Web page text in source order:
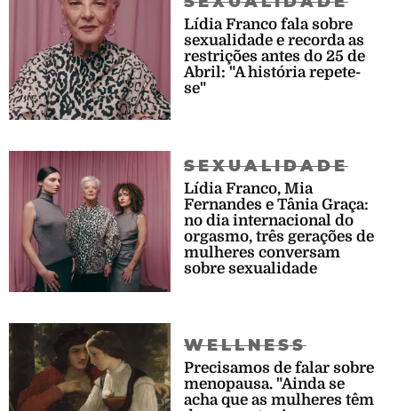
Lídia Franco fala sobre
sexualidade e recorda as
restrições antes do 25 de
Abril: "A história repete-
se"
SEXUALIDADE
Lídia Franco, Mia
Fernandes e Tânia Graça:
no dia internacional do
orgasmo, três gerações de
mulheres conversam
sobre sexualidade
WELLNESS
Precisamos de falar sobre
menopausa. "Ainda se
acha que as mulheres têm